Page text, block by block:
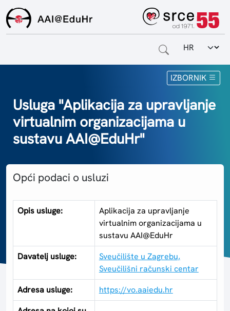
Odabir
IZBORNIK
Za krajnje korisnike
Za davatelje usluga
Za matične ustanove
Usluga "Aplikacija za upravljanje
virtualnim organizacijama u
sustavu AAI@EduHr"
Opći podaci o usluzi
Opis usluge:
Aplikacija za upravljanje
virtualnim organizacijama u
sustavu AAI@EduHr
Davatelj usluge:
Sveučilište u Zagrebu,
Sveučilišni računski centar
Adresa usluge:
https://vo.aaiedu.hr